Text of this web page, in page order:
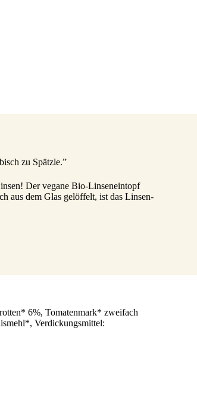
zu Spätzle.”
Der vegane Bio-Linseneintopf
aus dem Glas gelöffelt, ist das Linsen-
6%, Tomatenmark* zweifach
Verdickungsmittel: